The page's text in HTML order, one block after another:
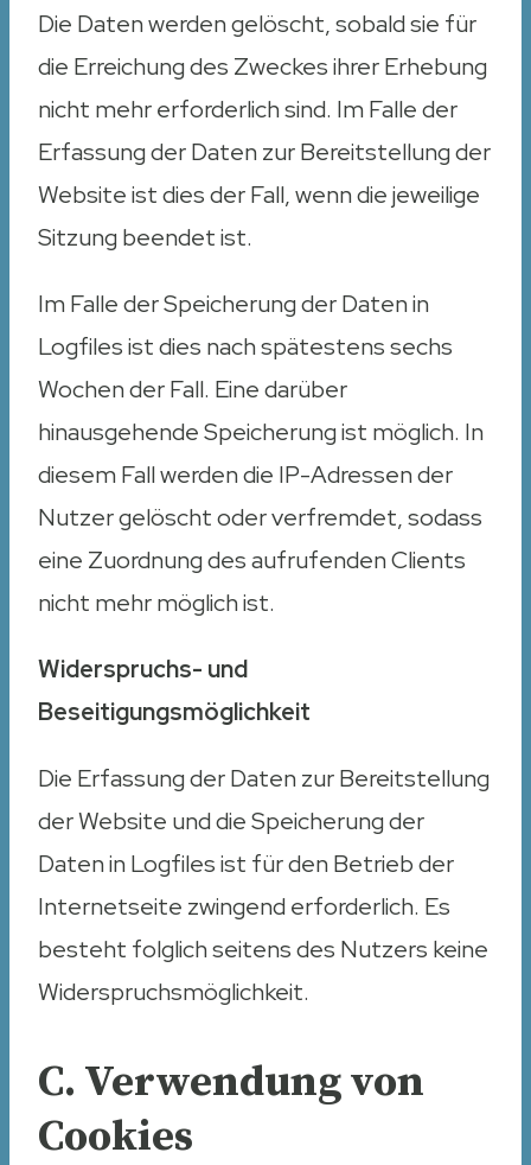
Die Daten werden gelöscht, sobald sie für
die Erreichung des Zweckes ihrer Erhebung
nicht mehr erforderlich sind. Im Falle der
Erfassung der Daten zur Bereitstellung der
Website ist dies der Fall, wenn die jeweilige
Sitzung beendet ist.
Im Falle der Speicherung der Daten in
Logfiles ist dies nach spätestens sechs
Wochen der Fall. Eine darüber
hinausgehende Speicherung ist möglich. In
diesem Fall werden die IP-Adressen der
Nutzer gelöscht oder verfremdet, sodass
eine Zuordnung des aufrufenden Clients
nicht mehr möglich ist.
Widerspruchs- und
Beseitigungsmöglichkeit
Die Erfassung der Daten zur Bereitstellung
der Website und die Speicherung der
Daten in Logfiles ist für den Betrieb der
Internetseite zwingend erforderlich. Es
besteht folglich seitens des Nutzers keine
Widerspruchsmöglichkeit.
C. Verwendung von
Cookies